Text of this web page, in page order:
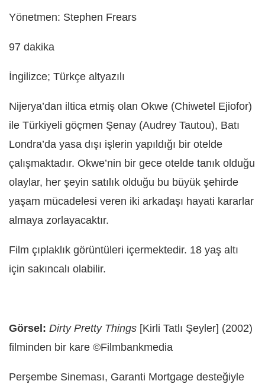
Yönetmen: Stephen Frears
97 dakika
İngilizce; Türkçe altyazılı
Nijerya’dan iltica etmiş olan Okwe (Chiwetel Ejiofor)
ile Türkiyeli göçmen Şenay (Audrey Tautou), Batı
Londra’da yasa dışı işlerin yapıldığı bir otelde
çalışmaktadır. Okwe’nin bir gece otelde tanık olduğu
olaylar, her şeyin satılık olduğu bu büyük şehirde
yaşam mücadelesi veren iki arkadaşı hayati kararlar
almaya zorlayacaktır.
Film çıplaklık görüntüleri içermektedir. 18 yaş altı
için sakıncalı olabilir.
Görsel: Dirty Pretty Things [Kirli Tatlı Şeyler] (2002)
filminden bir kare ©Filmbankmedia
Perşembe Sineması, Garanti Mortgage desteğiyle